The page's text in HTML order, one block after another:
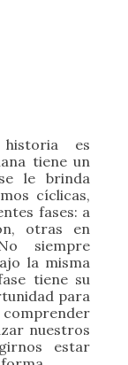
tiene un
le brinda
cíclicas,
fases: a
otras en
siempre
la misma
tiene su
para
nuestros
estar